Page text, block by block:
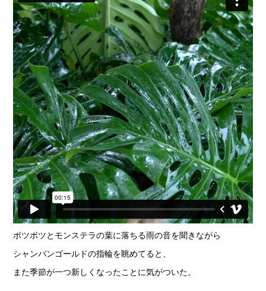
ボツボツとモンステラの葉に落ちる雨の音を聞きながら
シャンパンゴールドの指輪を眺めてると、
また季節が一つ新しくなったことに気がついた。